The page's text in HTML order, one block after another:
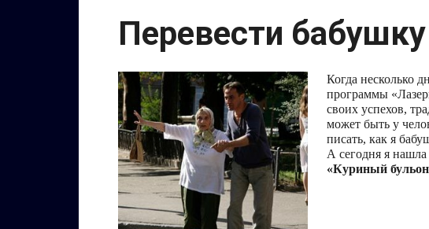
Перевести
Когда несколько
программы
своих успехов,
может быть у
писать, как я
А сегодня я нашла
«Куриный